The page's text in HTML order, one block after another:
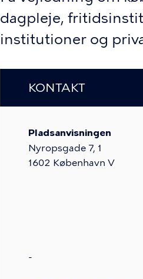
dagpleje,
institutioner og
KONTAKT
Pladsanvisningen
Nyropsgade 7, 1
1602 København V
-